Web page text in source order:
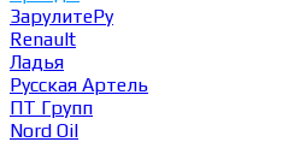
ЗарулитеРу
Renault
Ладья
Русская Артель
ПТ Групп
Nord Oil